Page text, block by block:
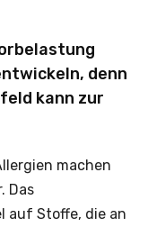
denn
kann zur
machen
Das
auf Stoffe, die an